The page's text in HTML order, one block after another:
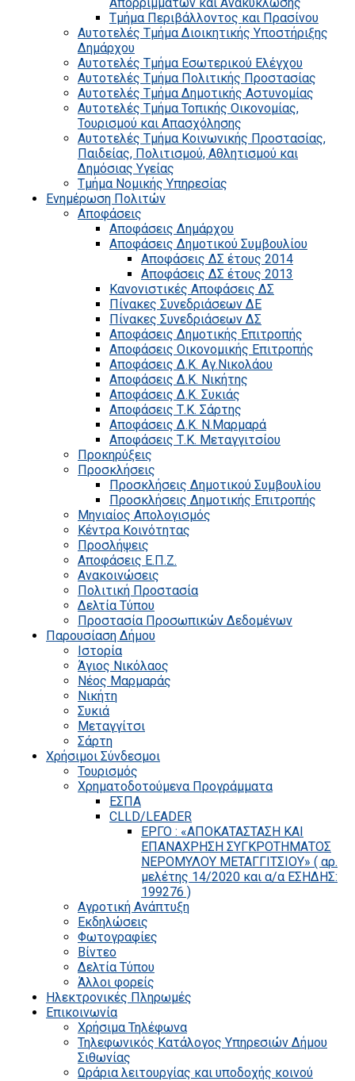
Τμήμα Περιβάλλοντος και Πρασίνου
Αυτοτελές Τμήμα Διοικητικής Υποστήριξης
Δημάρχου
Αυτοτελές Τμήμα Εσωτερικού Ελέγχου
Αυτοτελές Τμήμα Πολιτικής Προστασίας
Αυτοτελές Τμήμα Δημοτικής Αστυνομίας
Αυτοτελές Τμήμα Τοπικής Οικονομίας,
Τουρισμού και Απασχόλησης
Αυτοτελές Τμήμα Κοινωνικής Προστασίας,
Παιδείας, Πολιτισμού, Αθλητισμού και
Δημόσιας Υγείας
Τμήμα Νομικής Υπηρεσίας
Ενημέρωση Πολιτών
Αποφάσεις
Αποφάσεις Δημάρχου
Αποφάσεις Δημοτικού Συμβουλίου
Αποφάσεις ΔΣ έτους 2014
Αποφάσεις ΔΣ έτους 2013
Κανονιστικές Αποφάσεις ΔΣ
Πίνακες Συνεδριάσεων ΔΕ
Πίνακες Συνεδριάσεων ΔΣ
Αποφάσεις Δημοτικής Επιτροπής
Αποφάσεις Οικονομικής Επιτροπής
Αποφάσεις Δ.Κ. Αγ.Νικολάου
Αποφάσεις Δ.Κ. Νικήτης
Αποφάσεις Δ.Κ. Συκιάς
Αποφάσεις Τ.Κ. Σάρτης
Αποφάσεις Δ.Κ. Ν.Μαρμαρά
Αποφάσεις Τ.Κ. Μεταγγιτσίου
Προκηρύξεις
Προσκλήσεις
Προσκλήσεις Δημοτικού Συμβουλίου
Προσκλήσεις Δημοτικής Επιτροπής
Μηνιαίος Απολογισμός
Κέντρα Κοινότητας
Προσλήψεις
Αποφάσεις Ε.Π.Ζ.
Ανακοινώσεις
Πολιτική Προστασία
Δελτία Τύπου
Προστασία Προσωπικών Δεδομένων
Παρουσίαση Δήμου
Ιστορία
Άγιος Νικόλαος
Νέος Μαρμαράς
Νικήτη
Συκιά
Μεταγγίτσι
Σάρτη
Χρήσιμοι Σύνδεσμοι
Τουρισμός
Χρηματοδοτούμενα Προγράμματα
ΕΣΠΑ
CLLD/LEADER
ΕΡΓΟ : «ΑΠΟΚΑΤΑΣΤΑΣΗ ΚΑΙ
ΕΠΑΝΑΧΡΗΣΗ ΣΥΓΚΡΟΤΗΜΑΤΟΣ
ΝΕΡΟΜΥΛΟΥ ΜΕΤΑΓΓΙΤΣΙΟΥ» ( αρ.
μελέτης 14/2020 και α/α ΕΣΗΔΗΣ:
199276 )
Αγροτική Ανάπτυξη
Εκδηλώσεις
Φωτογραφίες
Βίντεο
Δελτία Τύπου
Άλλοι φορείς
Ηλεκτρονικές Πληρωμές
Επικοινωνία
Χρήσιμα Τηλέφωνα
Τηλεφωνικός Κατάλογος Υπηρεσιών Δήμου
Σιθωνίας
Ωράρια λειτουργίας και υποδοχής κοινού